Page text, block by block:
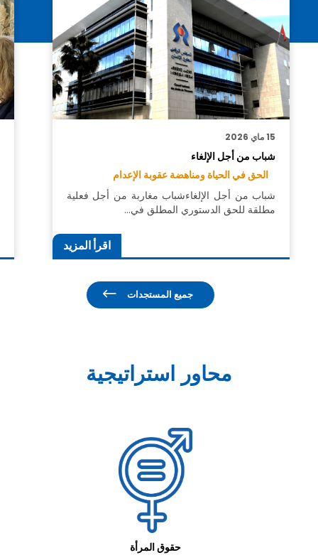
15 ماي 2026
شباب من أجل الإلغاء
الحق في الحياة ومناهضة عقوبة الإعدام
شباب من أجل الإلغاءشباب مغاربة من أجل فعلية
مطلقة للحق الدستوري المطلق في…
اقرأ المزيد
جميع المستجدات
محاور استراتيجية
حقوق المرأة